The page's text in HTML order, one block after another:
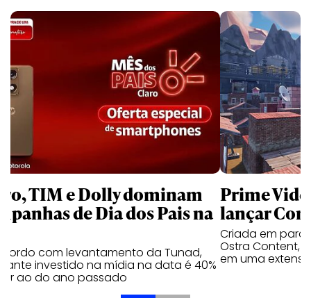
TIM e Dolly dominam
de Dia dos Pais na
com levantamento da Tunad,
investido na mídia na data é 40%
ao do ano passado
Prime
lançar
Criada em
Ostra Content,
em uma